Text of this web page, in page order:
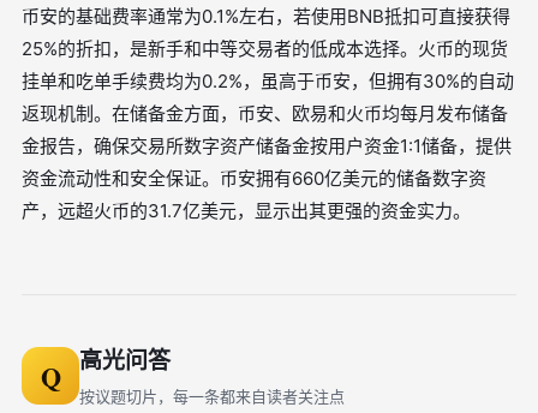
币安的基础费率通常为0.1%左右，若使用BNB抵扣可直接获得
25%的折扣，是新手和中等交易者的低成本选择。火币的现货
挂单和吃单手续费均为0.2%，虽高于币安，但拥有30%的自动
返现机制。在储备金方面，币安、欧易和火币均每月发布储备
金报告，确保交易所数字资产储备金按用户资金1:1储备，提供
资金流动性和安全保证。币安拥有660亿美元的储备数字资
产，远超火币的31.7亿美元，显示出其更强的资金实力。
Q 高光问答
按议题切片，每一条都来自读者关注点